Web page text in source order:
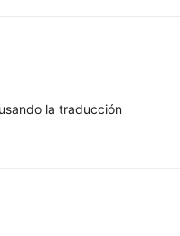
la traducción